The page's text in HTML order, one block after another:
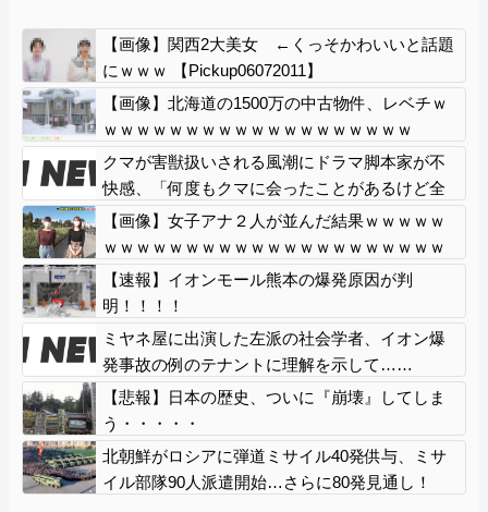
【画像】関西2大美女 ←くっそかわいいと話題
にｗｗｗ 【Pickup06072011】
【画像】北海道の1500万の中古物件、レベチｗ
ｗｗｗｗｗｗｗｗｗｗｗｗｗｗｗｗｗｗｗ
クマが害獣扱いされる風潮にドラマ脚本家が不
快感、「何度もクマに会ったことがあるけど全
然怖くなかった」と主張しており……
【画像】女子アナ２人が並んだ結果ｗｗｗｗｗ
ｗｗｗｗｗｗｗｗｗｗｗｗｗｗｗｗｗｗｗｗｗ
ｗｗｗｗ 【Pickup06072014】
【速報】イオンモール熊本の爆発原因が判
明！！！！
ミヤネ屋に出演した左派の社会学者、イオン爆
発事故の例のテナントに理解を示して……
【悲報】日本の歴史、ついに『崩壊』してしま
う・・・・・
北朝鮮がロシアに弾道ミサイル40発供与、ミサ
イル部隊90人派遣開始…さらに80発見通し！